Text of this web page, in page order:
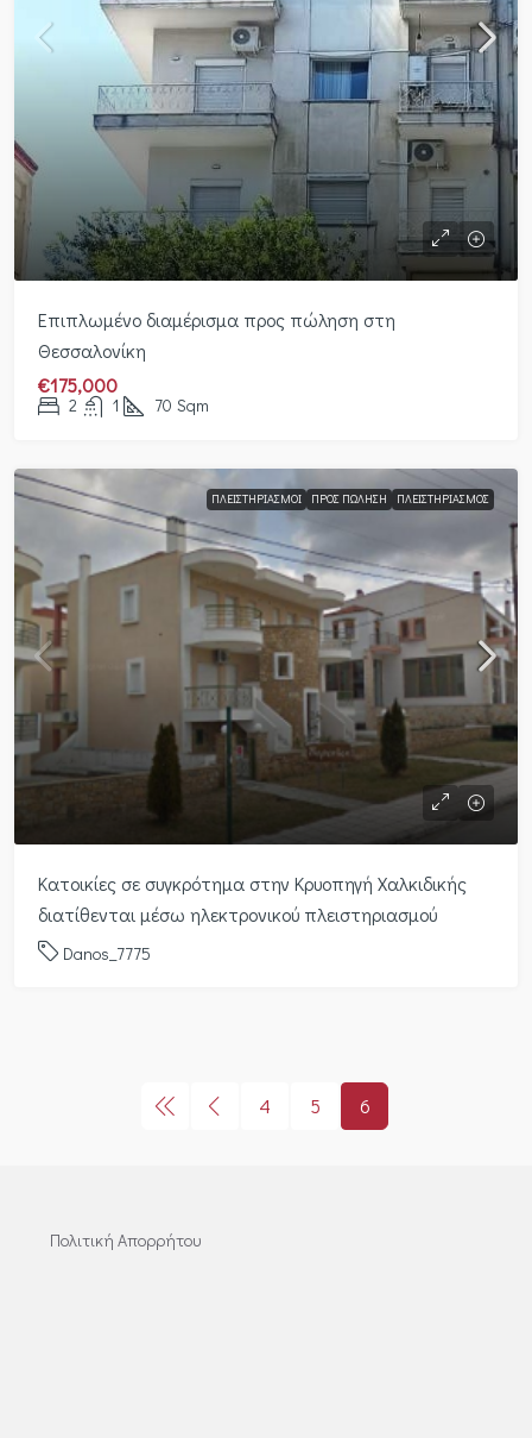
Επιπλωμένο διαμέρισμα προς πώληση στη
Θεσσαλονίκη
€175,000
2 1 70 Sqm
ΠΛΕΙΣΤΗΡΙΑΣΜΟΊ ΠΡΟΣ ΠΏΛΗΣΗ ΠΛΕΙΣΤΗΡΙΑΣΜΌΣ
Κατοικίες σε συγκρότημα στην Κρυοπηγή Χαλκιδικής
διατίθενται μέσω ηλεκτρονικού πλειστηριασμού
Danos_7775
4 5 6
Πολιτική Απορρήτου